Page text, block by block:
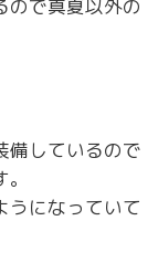
ので真夏以外の
備しているので
うになっていて